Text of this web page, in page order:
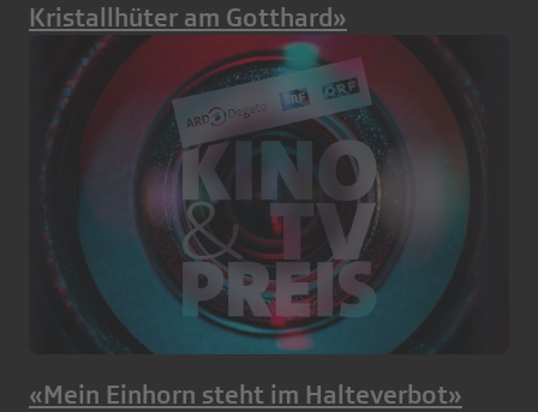
Kristallhüter am Gotthard»
«Mein Einhorn steht im Halteverbot»